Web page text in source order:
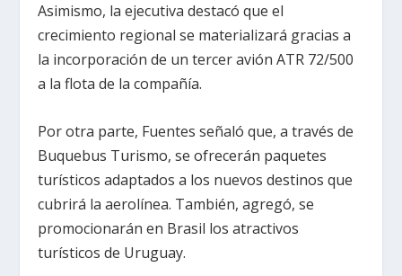
Asimismo, la ejecutiva destacó que el
crecimiento regional se materializará gracias a
la incorporación de un tercer avión ATR 72/500
a la flota de la compañía.
Por otra parte, Fuentes señaló que, a través de
Buquebus Turismo, se ofrecerán paquetes
turísticos adaptados a los nuevos destinos que
cubrirá la aerolínea. También, agregó, se
promocionarán en Brasil los atractivos
turísticos de Uruguay.